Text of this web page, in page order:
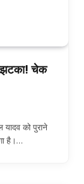
झटका! चेक
को पुराने
है।…